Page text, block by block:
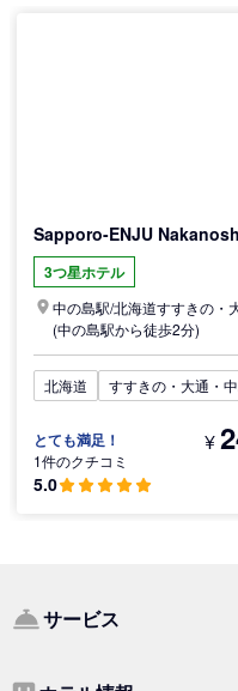
Sapporo-ENJU
3つ星ホテル
中の島駅/北海道すすきの・
(中の島駅から徒歩2分)
北海道 すすきの・大通・
とても満足！
1件のクチコミ
5.0
¥
サービス